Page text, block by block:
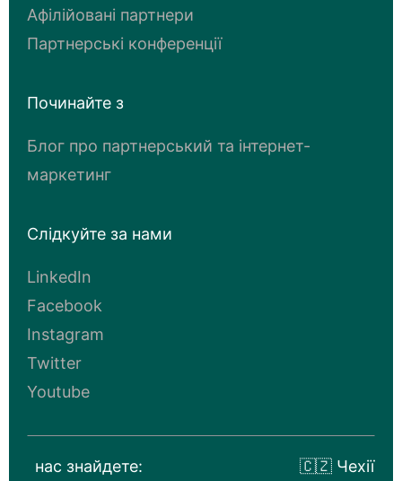
Афілійовані партнери
Партнерські конференції
Починайте з
Блог про партнерський та інтернет-
маркетинг
Слідкуйте за нами
LinkedIn
Facebook
Instagram
Twitter
Youtube
нас знайдете: 🇨🇿 Чехії